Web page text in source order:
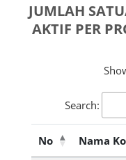
JUMLAH
AKTIF PER
Search:
No Nama